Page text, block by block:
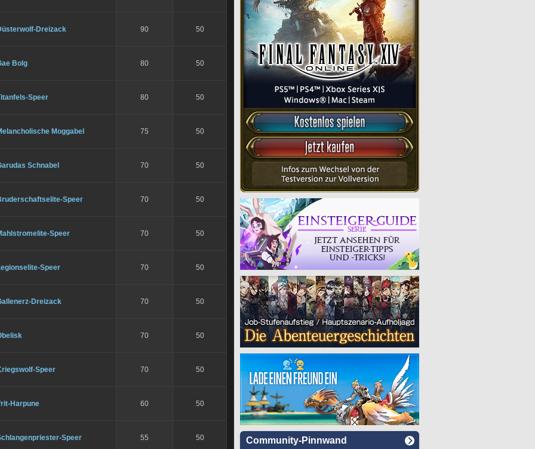
Dreizack 90 50
Bolg 80 50
Speer 80 50
Moggabel 75 50
Schnabel 70 50
Speer 70 50
Speer 70 50
Speer 70 50
Dreizack 70 50
70 50
Speer 70 50
Harpune 60 50
Speer 55 50 Community-Pinnwand